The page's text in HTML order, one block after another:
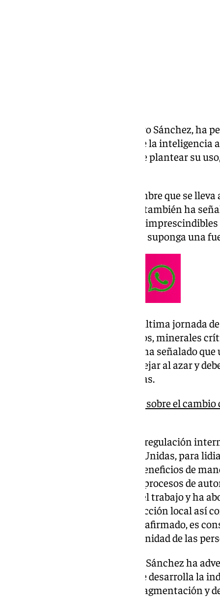
El presidente del Gobierno, Pedro Sánchez, ha
más control y supervisión sobre la inteligencia
las nuevas amenazas que puede plantear su
En la segunda jornada de la cumbre que se
(Sudáfrica), el jefe del Ejecutivo también ha
creciente de minerales críticos,
deben evitar que su explotación suponga una
Durante su intervención en la última jornada
título ‘Un futuro justo para todos, minerales
inteligencia artificial’, Sánchez ha señalado
referencia a la IA, no se puede dejar al azar y
democracias, no para debilitarlas.
La COP30 logra un acuerdo sobre el
En este sentido , ha pedido una regulación
papel importante de Naciones Unidas, para
puede generar y distribuir sus beneficios de
advertido de los efectos que los procesos de
pueden tener sobre el mundo del trabajo y ha
negociación colectiva y la protección local así
los trabajadores. El objetivo, ha afirmado, es
inclusivos que garanticen la dignidad de las
Respecto a los materiales raros Sánchez ha
incrementando a medida que se desarrolla la
puede suponer una fuente de fragmentación y